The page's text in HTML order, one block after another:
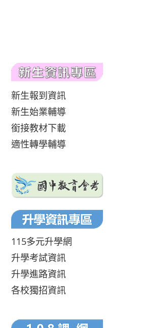
新生報到資訊
新生始業輔導
銜接教材下載
適性轉學輔導
115多元升學網
升學考試資訊
升學進路資訊
各校獨招資訊